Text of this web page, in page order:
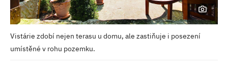
Vistárie zdobí nejen terasu u domu, ale zastiňuje i posezení
umístěné v rohu pozemku.